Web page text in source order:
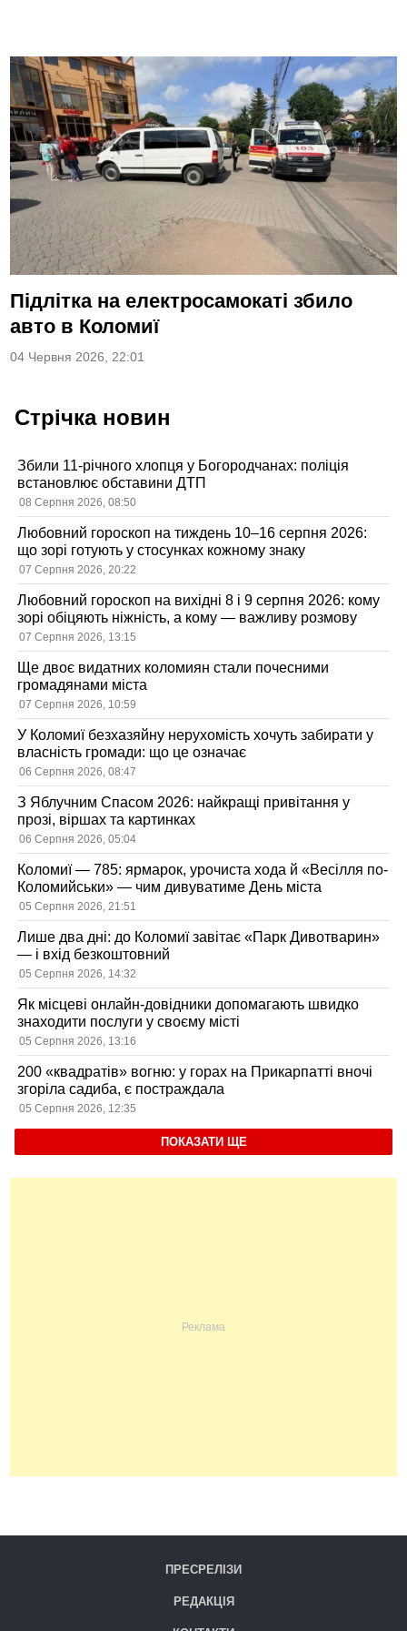
Підлітка на електросамокаті збило
авто в Коломиї
04 Червня 2026, 22:01
Стрічка новин
Збили 11-річного хлопця у Богородчанах: поліція
встановлює обставини ДТП
08 Серпня 2026, 08:50
Любовний гороскоп на тиждень 10–16 серпня 2026:
що зорі готують у стосунках кожному знаку
07 Серпня 2026, 20:22
Любовний гороскоп на вихідні 8 і 9 серпня 2026: кому
зорі обіцяють ніжність, а кому — важливу розмову
07 Серпня 2026, 13:15
Ще двоє видатних коломиян стали почесними
громадянами міста
07 Серпня 2026, 10:59
У Коломиї безхазяйну нерухомість хочуть забирати у
власність громади: що це означає
06 Серпня 2026, 08:47
З Яблучним Спасом 2026: найкращі привітання у
прозі, віршах та картинках
06 Серпня 2026, 05:04
Коломиї — 785: ярмарок, урочиста хода й «Весілля по-
Коломийськи» — чим дивуватиме День міста
05 Серпня 2026, 21:51
Лише два дні: до Коломиї завітає «Парк Дивотварин»
— і вхід безкоштовний
05 Серпня 2026, 14:32
Як місцеві онлайн-довідники допомагають швидко
знаходити послуги у своєму місті
05 Серпня 2026, 13:16
200 «квадратів» вогню: у горах на Прикарпатті вночі
згоріла садиба, є постраждала
05 Серпня 2026, 12:35
ПОКАЗАТИ ЩЕ
ПРЕСРЕЛІЗИ
РЕДАКЦІЯ